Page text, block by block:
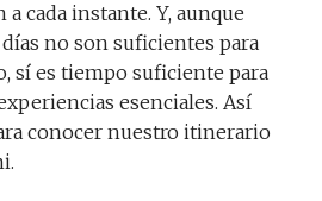
cada instante. Y, aunque
no son suficientes para
sí es tiempo suficiente para
esenciales. Así
conocer nuestro itinerario